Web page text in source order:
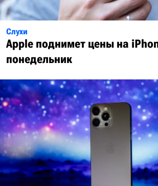
Слухи
Apple поднимет цены на
понедельник